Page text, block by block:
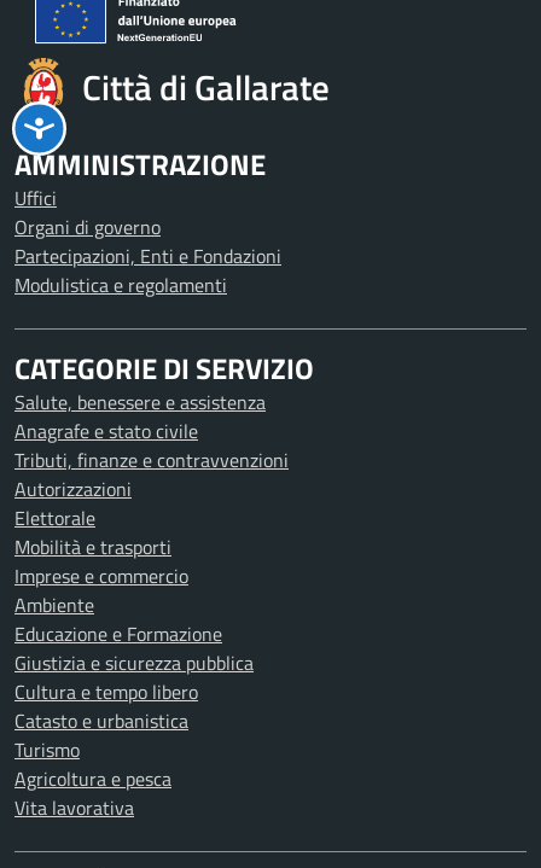
Città di Gallarate
AMMINISTRAZIONE
Uffici
Organi di governo
Partecipazioni, Enti e Fondazioni
Modulistica e regolamenti
CATEGORIE DI SERVIZIO
Salute, benessere e assistenza
Anagrafe e stato civile
Tributi, finanze e contravvenzioni
Autorizzazioni
Elettorale
Mobilità e trasporti
Imprese e commercio
Ambiente
Educazione e Formazione
Giustizia e sicurezza pubblica
Cultura e tempo libero
Catasto e urbanistica
Turismo
Agricoltura e pesca
Vita lavorativa